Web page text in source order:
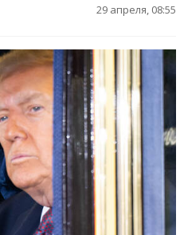
29 апреля, 08:55